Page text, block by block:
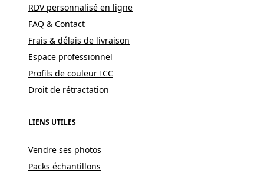
RDV personnalisé en ligne
FAQ & Contact
Frais & délais de livraison
Espace professionnel
Profils de couleur ICC
Droit de rétractation
LIENS UTILES
Vendre ses photos
Packs échantillons